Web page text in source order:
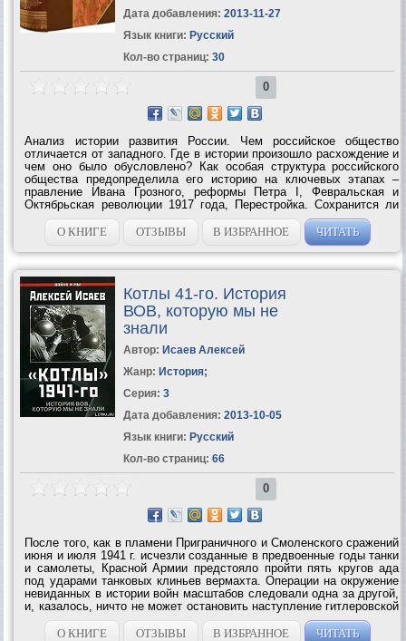
Дата добавления: 2013-11-27
Язык книги: Русский
Кол-во страниц: 30
0
Анализ истории развития России. Чем российское общество
отличается от западного. Где в истории произошло расхождение и
чем оно было обусловлено? Как особая структура российского
общества предопределила его историю на ключевых этапах –
правление Ивана Грозного, реформы Петра I, Февральская и
Октябрьская революции 1917 года, Перестройка. Сохранится ли
Россия, которую мы...
О КНИГЕ
ОТЗЫВЫ В ИЗБРАННОЕ ЧИТАТЬ
Котлы 41-го. История
ВОВ, которую мы не
знали
Автор: Исаев Алексей
Жанр: История;
Серия: 3
Дата добавления: 2013-10-05
Язык книги: Русский
Кол-во страниц: 66
0
После того, как в пламени Приграничного и Смоленского сражений
июня и июля 1941 г. исчезли созданные в предвоенные годы танки
и самолеты, Красной Армии предстояло пройти пять кругов ада
под ударами танковых клиньев вермахта. Операции на окружение
невиданных в истории войн масштабов следовали одна за другой,
и, казалось, ничто не может остановить наступление гитлеровской
армии на Москву. Но уже в ноябре 1941 г. последовали...
О КНИГЕ
ОТЗЫВЫ В ИЗБРАННОЕ ЧИТАТЬ